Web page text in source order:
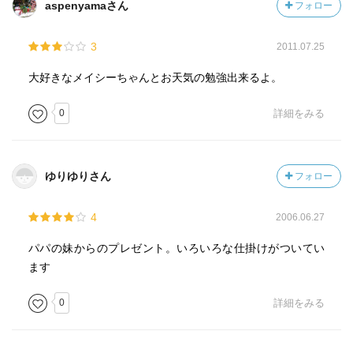
aspenyamaさん フォロー
3 2011.07.25
大好きなメイシーちゃんとお天気の勉強出来るよ。
0 詳細をみる
ゆりゆりさん フォロー
4 2006.06.27
パパの妹からのプレゼント。いろいろな仕掛けがついてい
ます
0 詳細をみる